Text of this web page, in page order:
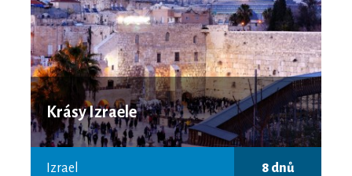
Krásy Izraele
Izrael 8 dnů